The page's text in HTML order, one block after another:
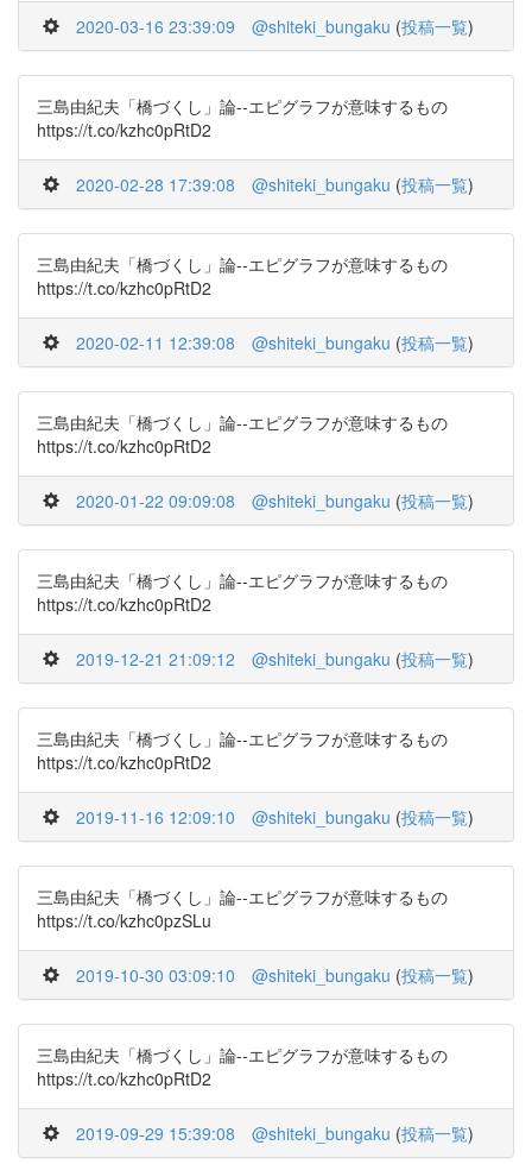
2020-03-16 23:39:09 @shiteki_bungaku (投稿一覧)
三島由紀夫「橋づくし」論--エピグラフが意味するもの
https://t.co/kzhc0pRtD2
2020-02-28 17:39:08 @shiteki_bungaku (投稿一覧)
三島由紀夫「橋づくし」論--エピグラフが意味するもの
https://t.co/kzhc0pRtD2
2020-02-11 12:39:08 @shiteki_bungaku (投稿一覧)
三島由紀夫「橋づくし」論--エピグラフが意味するもの
https://t.co/kzhc0pRtD2
2020-01-22 09:09:08 @shiteki_bungaku (投稿一覧)
三島由紀夫「橋づくし」論--エピグラフが意味するもの
https://t.co/kzhc0pRtD2
2019-12-21 21:09:12 @shiteki_bungaku (投稿一覧)
三島由紀夫「橋づくし」論--エピグラフが意味するもの
https://t.co/kzhc0pRtD2
2019-11-16 12:09:10 @shiteki_bungaku (投稿一覧)
三島由紀夫「橋づくし」論--エピグラフが意味するもの
https://t.co/kzhc0pzSLu
2019-10-30 03:09:10 @shiteki_bungaku (投稿一覧)
三島由紀夫「橋づくし」論--エピグラフが意味するもの
https://t.co/kzhc0pRtD2
2019-09-29 15:39:08 @shiteki_bungaku (投稿一覧)